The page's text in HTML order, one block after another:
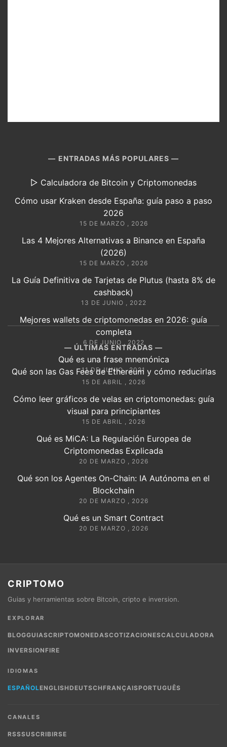
ENTRADAS MÁS POPULARES
▷ Calculadora de Bitcoin y Criptomonedas
Cómo usar Kraken desde España: guía paso a paso
2026
15 DE MARZO , 2026
Las 4 Mejores Alternativas a Binance en España
(2026)
15 DE MARZO , 2026
La Guía Definitiva de Tarjetas de Plutus (hasta 8% de
cashback)
13 DE JUNIO , 2022
Mejores wallets de criptomonedas en 2026: guía
completa
6 DE JUNIO , 2022
Qué es una frase mnemónica
11 DE JUNIO , 2021
ÚLTIMAS ENTRADAS
Qué son las Gas Fees de Ethereum y cómo reducirlas
15 DE ABRIL , 2026
Cómo leer gráficos de velas en criptomonedas: guía
visual para principiantes
15 DE ABRIL , 2026
Qué es MiCA: La Regulación Europea de
Criptomonedas Explicada
20 DE MARZO , 2026
Qué son los Agentes On-Chain: IA Autónoma en el
Blockchain
20 DE MARZO , 2026
Qué es un Smart Contract
20 DE MARZO , 2026
CRIPTOMO
Guias y herramientas sobre Bitcoin, cripto e inversion.
EXPLORAR
BLOGGUIASCRIPTOMONEDASCOTIZACIONESCALCULADORA
INVERSIONFIRE
IDIOMAS
ESPAÑOLENGLISHDEUTSCHFRANÇAISPORTUGUÊS
CANALES
RSSSUSCRIBIRSE